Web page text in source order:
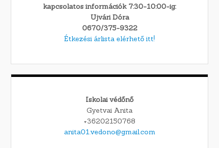
kapcsolatos információk 7:30-10:00-ig:
Ujvári Dóra
0670/375-9322
Étkezési árlista elérhető itt!
Iskolai védőnő
Gyetvai Anita
+36202150768
anita01.vedono@gmail.com